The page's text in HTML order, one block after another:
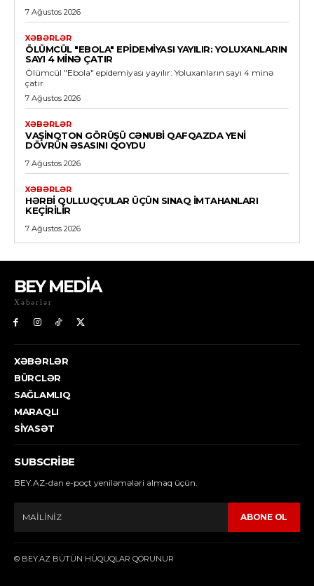
7 Ağustos 2026
XƏBƏRLƏR
ÖLÜMCÜL "EBOLA" EPIDEMIYASI YAYILIR: YOLUXANLARIN
SAYI 4 MINƏ ÇATIR
Ölümcül "Ebola" epidemiyası yayılır: Yoluxanların sayı 4 minə
çatır
7 Ağustos 2026
XƏBƏRLƏR
VAŞINQTON GÖRÜŞÜ CƏNUBI QAFQAZDA YENI
DÖVRÜN ƏSASINI QOYDU
7 Ağustos 2026
XƏBƏRLƏR
HƏRBI QULLUQÇULAR ÜÇÜN SINAQ IMTAHANLARI
KEÇIRILIR
7 Ağustos 2026
BEY MEDİA
Xəbərlər
XƏBƏRLƏR
BÜRCLƏR
SAĞLAMLIQ
MARAQLI
SIYASƏT
SUBSCRIBE
BEY.AZ-dan e-poçt yeniləmələri almaq üçün.
ABONE OL
© BEY.AZ BÜTÜN HÜQUQLAR QORUNUR